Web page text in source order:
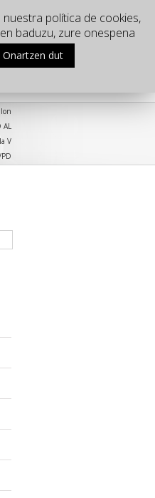
Ion
AL
V
política de cookies,
baduzu, zure onespena
dut